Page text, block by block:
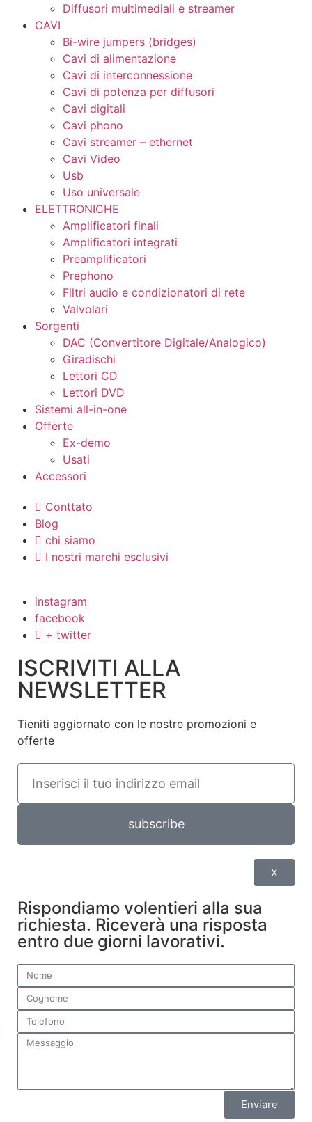
Diffusori multimediali e streamer
CAVI
Bi-wire jumpers (bridges)
Cavi di alimentazione
Cavi di interconnessione
Cavi di potenza per diffusori
Cavi digitali
Cavi phono
Cavi streamer – ethernet
Cavi Video
Usb
Uso universale
ELETTRONICHE
Amplificatori finali
Amplificatori integrati
Preamplificatori
Prephono
Filtri audio e condizionatori di rete
Valvolari
Sorgenti
DAC (Convertitore Digitale/Analogico)
Giradischi
Lettori CD
Lettori DVD
Sistemi all-in-one
Offerte
Ex-demo
Usati
Accessori
Conttato
Blog
chi siamo
I nostri marchi esclusivi
instagram
facebook
+ twitter
ISCRIVITI ALLA
NEWSLETTER
Tieniti aggiornato con le nostre promozioni e
offerte
subscribe
X
Rispondiamo volentieri alla sua
richiesta. Riceverà una risposta
entro due giorni lavorativi.
Enviare